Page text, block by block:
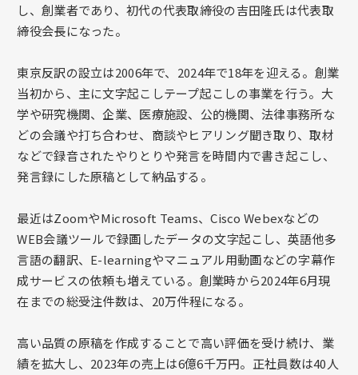
し、創業者であり、初代の代表取締役の吉田隆氏は代表取
締役会長になった。
東京反訳の設立は2006年で、2024年で18年を迎える。創業
当初から、主に文字起こしテープ起こしの事業を行う。大
学や研究機関、企業、医療施設、公的機関、法律事務所な
どの会議や打ち合わせ、商談やヒアリング聞き取り、取材
などで録音されたやりとりや発言を時間内で書き起こし、
発言録にした原稿として納品する。
最近はZoomやMicrosoft Teams、Cisco Webexなどの
WEB会議ツールで録画したデータの文字起こし、英語他多
言語の翻訳、E-learningやマニュアル用動画などの字幕作
成サービスの依頼も増えている。創業時から2024年6月現
在までの総受注件数は、20万件程になる。
高い品質の原稿を作成することで高い評価を受け続け、業
績を拡大し、2023年の売上は6億6千万円。正社員数は40人